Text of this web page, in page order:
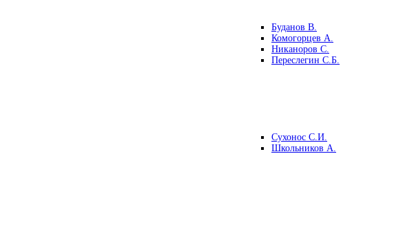
Буданов В.
Комогорцев А.
Никаноров С.
Переслегин С.Б.
Сухонос С.И.
Школьников А.